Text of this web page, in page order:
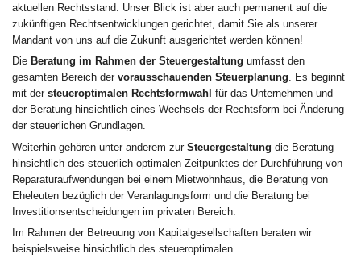
aktuellen Rechtsstand. Unser Blick ist aber auch permanent auf die
zukünftigen Rechtsentwicklungen gerichtet, damit Sie als unserer
Mandant von uns auf die Zukunft ausgerichtet werden können!
Die Beratung im Rahmen der Steuergestaltung umfasst den
gesamten Bereich der vorausschauenden Steuerplanung. Es beginnt
mit der steueroptimalen Rechtsformwahl für das Unternehmen und
der Beratung hinsichtlich eines Wechsels der Rechtsform bei Änderung
der steuerlichen Grundlagen.
Weiterhin gehören unter anderem zur Steuergestaltung die Beratung
hinsichtlich des steuerlich optimalen Zeitpunktes der Durchführung von
Reparaturaufwendungen bei einem Mietwohnhaus, die Beratung von
Eheleuten bezüglich der Veranlagungsform und die Beratung bei
Investitionsentscheidungen im privaten Bereich.
Im Rahmen der Betreuung von Kapitalgesellschaften beraten wir
beispielsweise hinsichtlich des steueroptimalen